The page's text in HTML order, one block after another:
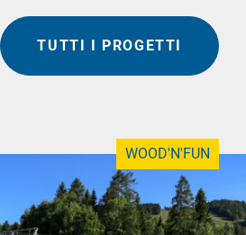
TUTTI I PROGETTI
WOOD'N'FUN